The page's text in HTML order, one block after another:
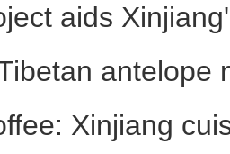
新疆伊犁展出中外画
aids
antelope
Xinjiang